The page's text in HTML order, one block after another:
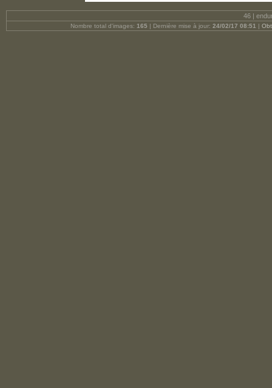
46 |
Nombre total d'images: 165 | Dernière mise à jour: 24/02/17 08:51 |